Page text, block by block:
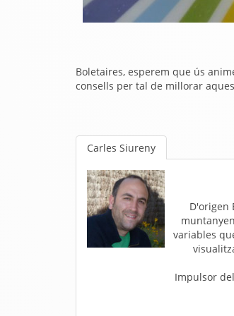
Boletaires, esperem que ús
consells per tal de millorar
Carles Siureny
D'origen
variables
Impulsor del